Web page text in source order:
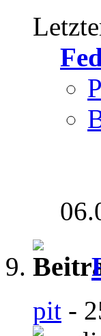
pit -